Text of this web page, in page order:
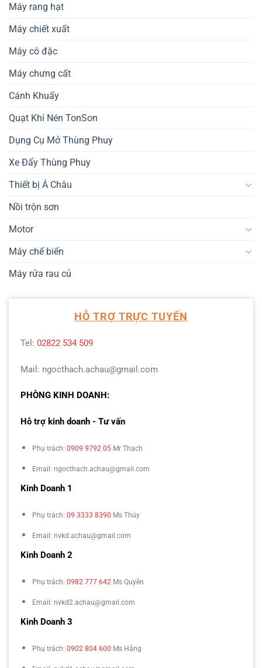
Máy rang hạt
Máy chiết xuất
Máy cô đặc
Máy chưng cất
Cánh Khuấy
Quạt Khí Nén TonSon
Dụng Cụ Mở Thùng Phuy
Xe Đẩy Thùng Phuy
Thiết bị Á Châu
Nồi trộn sơn
Motor
Máy chế biến
Máy rửa rau củ
HỖ TRỢ TRỰC TUYẾN
Tel: 02822 534 509
Mail: ngocthach.achau@gmail.com
PHÒNG KINH DOANH:
Hỗ trợ kinh doanh - Tư vấn
Phụ trách: 0909 9792 05 Mr Thạch
Email: ngocthach.achau@gmail.com
Kinh Doanh 1
Phụ trách: 09 3333 8390 Ms Thúy
Email: nvkd.achau@gmail.com
Kinh Doanh 2
Phụ trách: 0982 777 642 Ms Quyên
Email: nvkd2.achau@gmail.com
Kinh Doanh 3
Phụ trách: 0902 804 600 Ms Hằng